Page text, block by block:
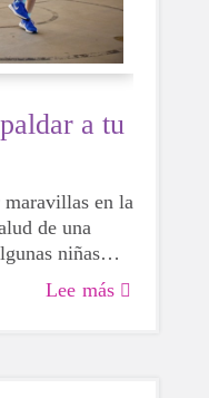
a tu
maravillas en la
de una
niñas
eso no
Para bien o
Lee más